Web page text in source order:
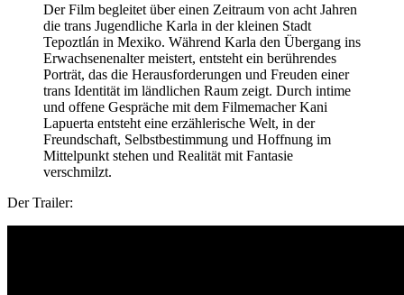
Der Film begleitet über einen Zeitraum von acht Jahren
die trans Jugendliche Karla in der kleinen Stadt
Tepoztlán in Mexiko. Während Karla den Übergang ins
Erwachsenenalter meistert, entsteht ein berührendes
Porträt, das die Herausforderungen und Freuden einer
trans Identität im ländlichen Raum zeigt. Durch intime
und offene Gespräche mit dem Filmemacher Kani
Lapuerta entsteht eine erzählerische Welt, in der
Freundschaft, Selbstbestimmung und Hoffnung im
Mittelpunkt stehen und Realität mit Fantasie
verschmilzt.
Der Trailer: